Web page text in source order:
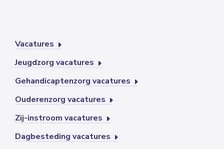
Vacatures
Jeugdzorg vacatures
Gehandicaptenzorg vacatures
Ouderenzorg vacatures
Zij-instroom vacatures
Dagbesteding vacatures